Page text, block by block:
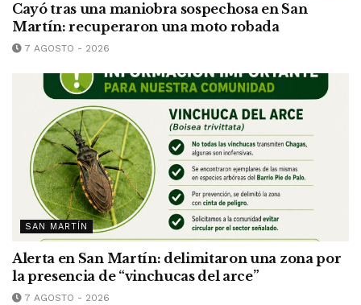
Cayó tras una maniobra sospechosa en San
Martín: recuperaron una moto robada
7 AGOSTO - 2026
SAN MARTÍN
Alerta en San Martín: delimitaron una zona por
la presencia de “vinchucas del arce”
7 AGOSTO - 2026